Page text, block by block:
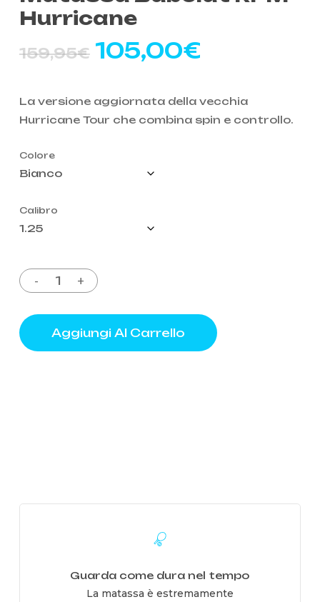
Hurricane
159,95€ Il
originale
era:
105,00€
attuale
è:
La versione aggiornata della vecchia
Hurricane Tour che combina spin e controllo.
Colore
Calibro
Aggiungi Al Carrello
Guarda come dura nel tempo
La matassa è estremamente